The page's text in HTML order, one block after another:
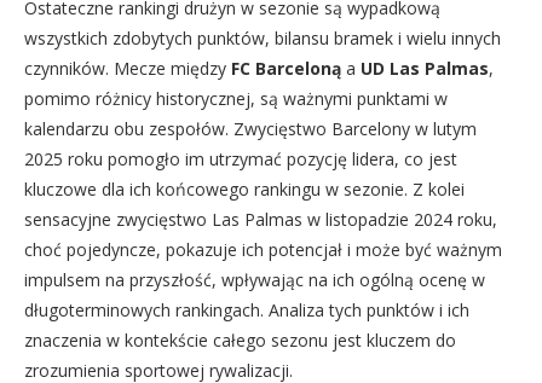
Ostateczne rankingi drużyn w sezonie są wypadkową
wszystkich zdobytych punktów, bilansu bramek i wielu innych
czynników. Mecze między FC Barceloną a UD Las Palmas,
pomimo różnicy historycznej, są ważnymi punktami w
kalendarzu obu zespołów. Zwycięstwo Barcelony w lutym
2025 roku pomogło im utrzymać pozycję lidera, co jest
kluczowe dla ich końcowego rankingu w sezonie. Z kolei
sensacyjne zwycięstwo Las Palmas w listopadzie 2024 roku,
choć pojedyncze, pokazuje ich potencjał i może być ważnym
impulsem na przyszłość, wpływając na ich ogólną ocenę w
długoterminowych rankingach. Analiza tych punktów i ich
znaczenia w kontekście całego sezonu jest kluczem do
zrozumienia sportowej rywalizacji.